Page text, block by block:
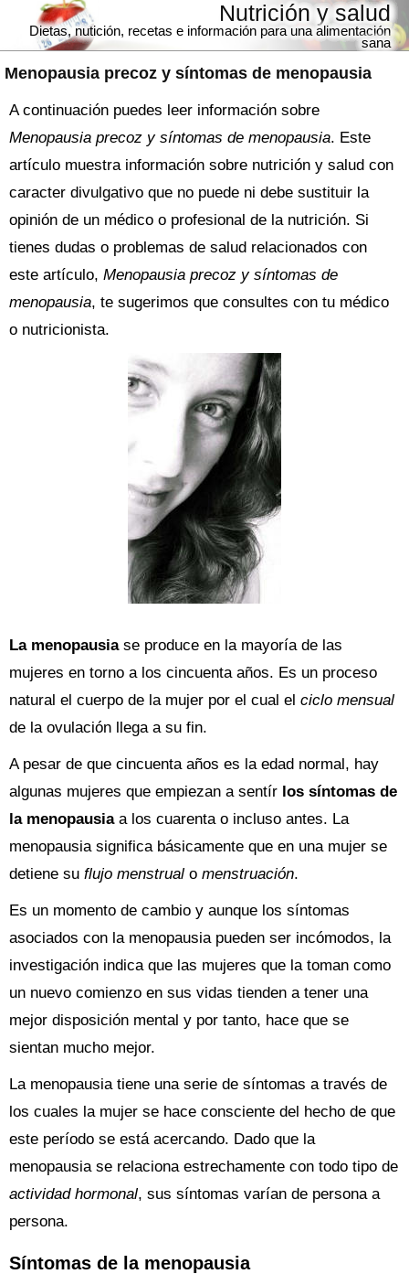
Menopausia precoz y síntomas de menopausia
Nutrición y salud
Dietas, nutición, recetas e información para una alimentación
sana
A continuación puedes leer información sobre
Menopausia precoz y síntomas de menopausia. Este
artículo muestra información sobre nutrición y salud con
caracter divulgativo que no puede ni debe sustituir la
opinión de un médico o profesional de la nutrición. Si
tienes dudas o problemas de salud relacionados con
este artículo, Menopausia precoz y síntomas de
menopausia, te sugerimos que consultes con tu médico
o nutricionista.
La menopausiase produce en la mayoría de las
mujeres en torno a los cincuenta años. Es un proceso
natural el cuerpo de la mujer por el cual el ciclo mensual
de la ovulación llega a su fin.
A pesar de que cincuenta años es la edad normal, hay
algunas mujeres que empiezan a sentír los síntomas de
la menopausiaa los cuarenta o incluso antes. La
menopausia significa básicamente que en una mujer se
detiene su flujo menstrual o menstruación.
Es un momento de cambio y aunque los síntomas
asociados con la menopausia pueden ser incómodos, la
investigación indica que las mujeres que la toman como
un nuevo comienzo en sus vidas tienden a tener una
mejor disposición mental y por tanto, hace que se
sientan mucho mejor.
La menopausia tiene una serie de síntomas a través de
los cuales la mujer se hace consciente del hecho de que
este período se está acercando. Dado que la
menopausia se relaciona estrechamente con todo tipo de
actividad hormonal, sus síntomas varían de persona a
persona.
Síntomas de la menopausia